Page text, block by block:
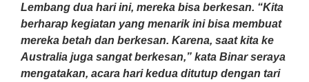
Lembang dua hari ini, mereka bisa berkesan. “Kita
berharap kegiatan yang menarik ini bisa membuat
mereka betah dan berkesan. Karena, saat kita ke
Australia juga sangat berkesan,” kata Binar seraya
mengatakan, acara hari kedua ditutup dengan tari